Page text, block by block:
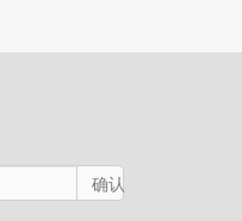
确认